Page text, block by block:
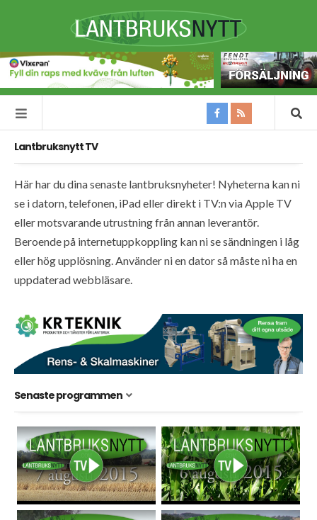
Lantbruksnytt TV
Här har du dina senaste lantbruksnyheter! Nyheterna kan ni
se i datorn, telefonen, iPad eller direkt i TV:n via Apple TV
eller motsvarande utrustning från annan leverantör.
Beroende på internetuppkoppling kan ni se sändningen i låg
eller hög upplösning. Använder ni en dator så måste ni ha en
uppdaterad webbläsare.
Senaste programmen